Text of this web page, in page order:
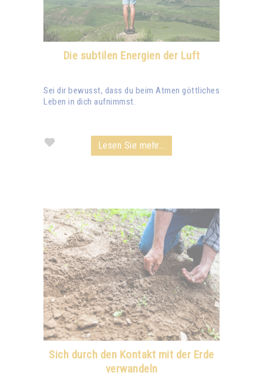
Die subtilen Energien der Luft
Sei dir bewusst, dass du beim Atmen göttliches
Leben in dich aufnimmst.
Lesen Sie mehr...
Sich durch den Kontakt mit der Erde
verwandeln